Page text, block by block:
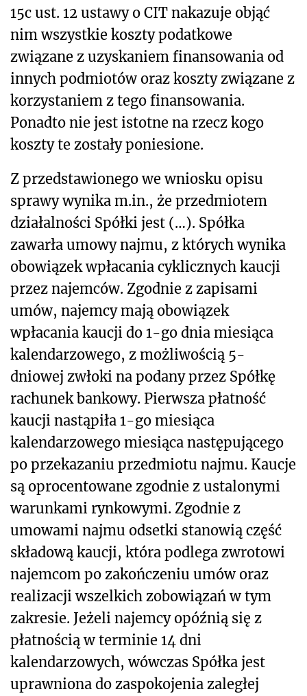
15c ust. 12 ustawy o CIT nakazuje objąć
nim wszystkie koszty podatkowe
związane z uzyskaniem finansowania od
innych podmiotów oraz koszty związane z
korzystaniem z tego finansowania.
Ponadto nie jest istotne na rzecz kogo
koszty te zostały poniesione.
Z przedstawionego we wniosku opisu
sprawy wynika m.in., że przedmiotem
działalności Spółki jest (…). Spółka
zawarła umowy najmu, z których wynika
obowiązek wpłacania cyklicznych kaucji
przez najemców. Zgodnie z zapisami
umów, najemcy mają obowiązek
wpłacania kaucji do 1-go dnia miesiąca
kalendarzowego, z możliwością 5-
dniowej zwłoki na podany przez Spółkę
rachunek bankowy. Pierwsza płatność
kaucji nastąpiła 1-go miesiąca
kalendarzowego miesiąca następującego
po przekazaniu przedmiotu najmu. Kaucje
są oprocentowane zgodnie z ustalonymi
warunkami rynkowymi. Zgodnie z
umowami najmu odsetki stanowią część
składową kaucji, która podlega zwrotowi
najemcom po zakończeniu umów oraz
realizacji wszelkich zobowiązań w tym
zakresie. Jeżeli najemcy opóźnią się z
płatnością w terminie 14 dni
kalendarzowych, wówczas Spółka jest
uprawniona do zaspokojenia zaległej